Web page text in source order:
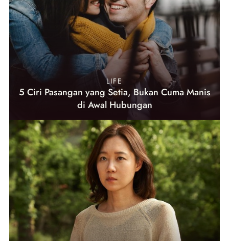
LIFE
5 Ciri Pasangan yang Setia, Bukan Cuma Manis
di Awal Hubungan